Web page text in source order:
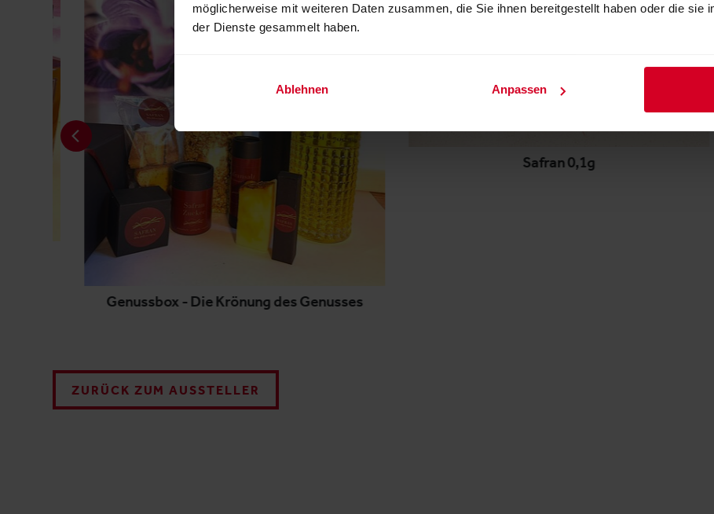
möglicherweise mit weiteren Daten zusammen, die Sie ihnen bereitgestellt haben oder die sie
der Dienste gesammelt haben.
Ablehnen Anpassen
Genussbox - Die Krönung des Genusses
Safran 0,1g
ZURÜCK ZUM AUSSTELLER